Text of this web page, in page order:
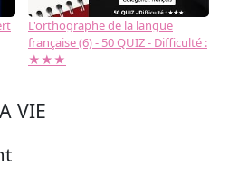
L'orthographe de la langue
française (6) - 50 QUIZ - Difficulté :
★★★
VIE